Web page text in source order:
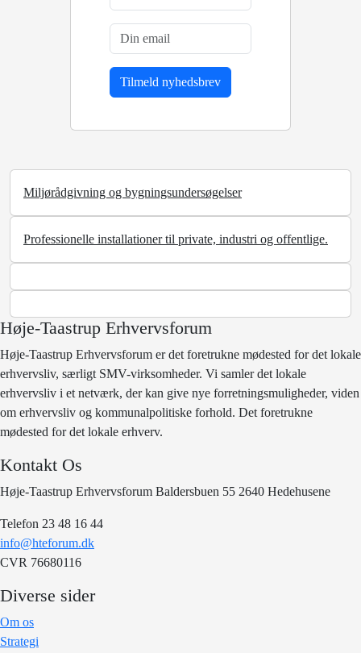
Miljørådgivning og bygningsundersøgelser
Professionelle installationer til private, industri og offentlige.
Høje-Taastrup Erhvervsforum
Høje-Taastrup Erhvervsforum er det foretrukne mødested for det lokale
erhvervsliv, særligt SMV-virksomheder. Vi samler det lokale
erhvervsliv i et netværk, der kan give nye forretningsmuligheder, viden
om erhvervsliv og kommunalpolitiske forhold. Det foretrukne
mødested for det lokale erhverv.
Kontakt Os
Høje-Taastrup Erhvervsforum Baldersbuen 55 2640 Hedehusene
Telefon 23 48 16 44
info@hteforum.dk
CVR 76680116
Diverse sider
Om os
Strategi